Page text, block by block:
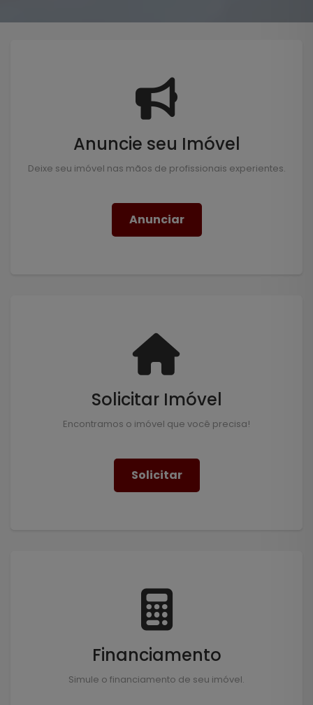
Anuncie seu Imóvel
Deixe seu imóvel nas mãos de profissionais experientes.
Anunciar
Solicitar Imóvel
Encontramos o imóvel que você precisa!
Solicitar
Financiamento
Simule o financiamento de seu imóvel.